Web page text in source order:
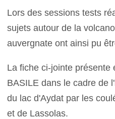
Lors des sessions tests
sujets autour de la
auvergnate ont ainsi pu
La fiche ci-jointe présente
BASILE dans le cadre de
du lac d'Aydat par les
et de Lassolas.